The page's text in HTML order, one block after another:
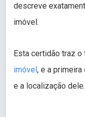
descreve
imóvel.
Esta certidão traz
imóvel, e a
e a localização dele.